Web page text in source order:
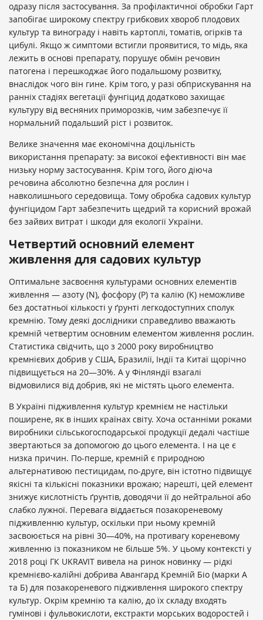
одразу після застосування. За профілактичної обробки Гарт
запобігає широкому спектру грибкових хвороб плодових
культур та винограду і навіть картоплі, томатів, огірків та
цибулі. Якщо ж симптоми встигли проявитися, то мідь, яка
лежить в основі препарату, порушує обмін речовин
патогена і перешкоджає його подальшому розвитку,
внаслідок чого він гине. Крім того, у разі обприскування на
ранніх стадіях вегетації фунгіцид додатково захищає
культуру від весняних приморозків, чим забезпечує її
нормальний подальший ріст і розвиток.
Велике значення має економічна доцільність
використання препарату: за високої ефективності він має
низьку норму застосування. Крім того, його діюча
речовина абсолютно безпечна для рослин і
навколишнього середовища. Тому обробка садових культур
фунгіцидом Гарт забезпечить щедрий та корисний врожай
без зайвих витрат і шкоди для екології України.
Четвертий основний елемент
живлення для садових культур
Оптимальне засвоєння культурами основних елементів
живлення — азоту (N), фосфору (P) та калію (K) неможливе
без достатньої кількості у ґрунті легкодоступних сполук
кремнію. Тому деякі дослідники справедливо вважають
кремній четвертим основним елементом живлення рослин.
Статистика свідчить, що з 2000 року виробництво
кремнієвих добрив у США, Бразилії, Індії та Китаї щорічно
підвищується на 20—30%. А у Фінляндії взагалі
відмовилися від добрив, які не містять цього елемента.
В Україні підживлення культур кремнієм не настільки
поширене, як в інших країнах світу. Хоча останніми роками
виробники сільськогосподарської продукції дедалі частіше
звертаються за допомогою до цього елемента. І на це є
низка причин. По-перше, кремній є природною
альтернативою пестицидам, по-друге, він істотно підвищує
якісні та кількісні показники врожаю; нарешті, цей елемент
знижує кислотність ґрунтів, доводячи її до нейтральної або
слабко лужної. Перевага віддається позакореневому
підживленню культур, оскільки при ньому кремній
засвоюється на рівні 30—40%, на противагу кореневому
живленню із показником не більше 5%. У цьому контексті у
2018 році ГК UKRAVIT вивела на ринок новинку — рідкі
кремнієво-калійні добрива Авангард Кремній Біо (марки А
та Б) для позакореневого підживлення широкого спектру
культур. Окрім кремнію та калію, до їх складу входять
гумінові і фульвокислоти, екстракти морських водоростей і